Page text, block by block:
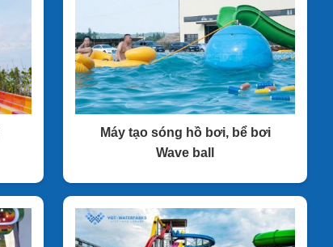
Máy tạo sóng hồ bơi, bể bơi
Wave ball